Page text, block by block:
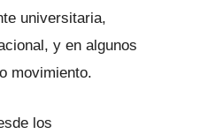
universitaria,
y en algunos
movimiento.
los